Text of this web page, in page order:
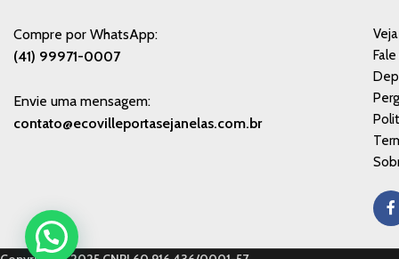
Compre por WhatsApp:
(41) 99971-0007
Envie uma mensagem:
contato@ecovilleportasejanelas.com.br